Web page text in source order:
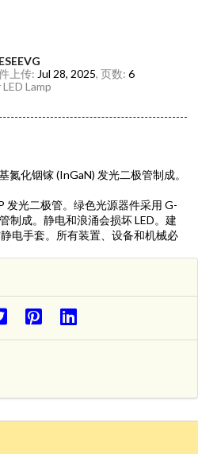
上传: Jul 28, 2025, 页数: 6
Lamp
化铟镓 (InGaN) 发光二极管制成。
发光二极管。绿色光源器件采用 G-
制成。静电和浪涌会损坏 LED。建
电手套。所有装置、设备和机械必